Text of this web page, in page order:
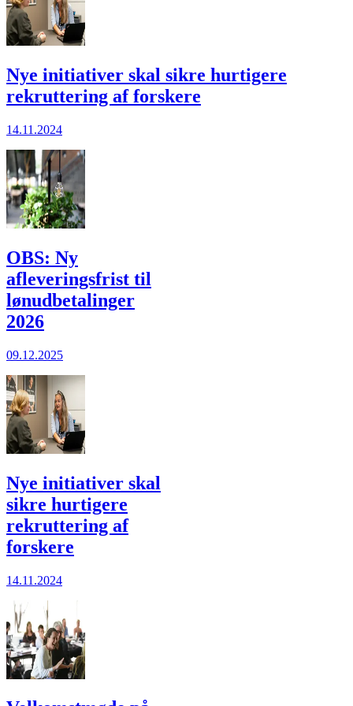
Nye initiativer skal sikre hurtigere
rekruttering af forskere
14.11.2024
OBS: Ny
afleveringsfrist til
lønudbetalinger
2026
09.12.2025
Nye initiativer skal
sikre hurtigere
rekruttering af
forskere
14.11.2024